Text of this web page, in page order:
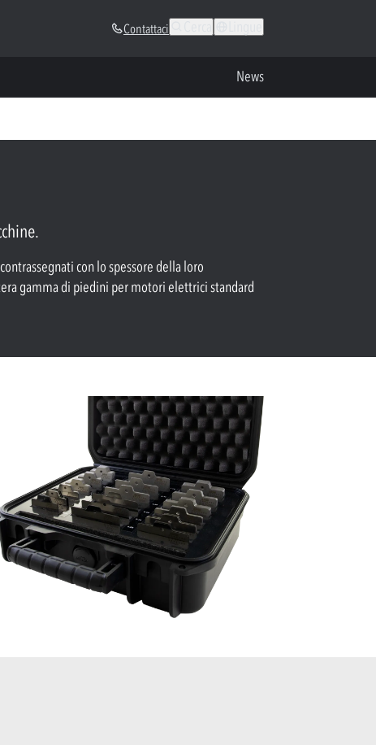
Contattaci
News
con lo spessore della loro
gamma di piedini per motori elettrici standard